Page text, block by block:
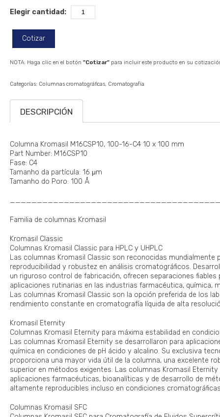
Elegir cantidad:
Cotizar
NOTA: Haga clic en el botón "Cotizar" para incluir este producto en su
Categorías: Columnas cromatográficas Cromatografía
DESCRIPCIÓN
Columna Kromasil M16CSP10, 100-16-C4 10 x 100 mm
Part Number: M16CSP10
Fase: C4
Tamanho da partícula: 16 μm
Tamanho do Poro: 100 Å
Familia de columnas Kromasil
Kromasil Classic
Columnas Kromasil Classic para HPLC y UHPLC
Las columnas Kromasil Classic son reconocidas mundialmente
reproducibilidad y robustez en análisis cromatográficos.
un riguroso control de fabricación, ofrecen separaciones
aplicaciones rutinarias en las industrias farmacéutica, química,
Las columnas Kromasil Classic son la opción preferida de los
rendimiento constante en cromatografía líquida de alta
Kromasil Eternity
Columnas Kromasil Eternity para máxima estabilidad en
Las columnas Kromasil Eternity se desarrollaron para
química en condiciones de pH ácido y alcalino. Su exclusiva
proporciona una mayor vida útil de la columna, una excelente
superior en métodos exigentes. Las columnas Kromasil
aplicaciones farmacéuticas, bioanalíticas y de desarrollo de
altamente reproducibles incluso en condiciones
Columnas Kromasil SFC